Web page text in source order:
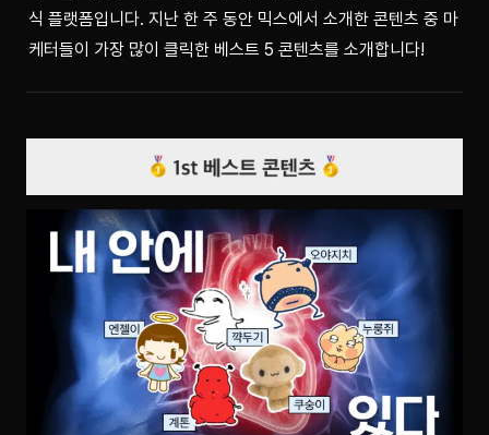
식 플랫폼입니다. 지난 한 주 동안 믹스에서 소개한 콘텐츠 중 마
케터들이 가장 많이 클릭한 베스트 5 콘텐츠를 소개합니다!